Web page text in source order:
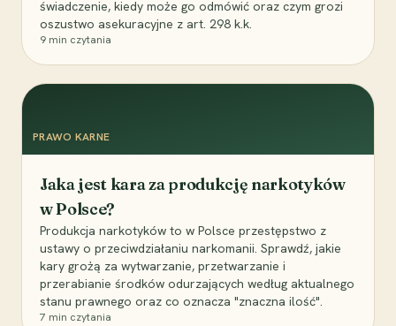
świadczenie, kiedy może go odmówić oraz czym grozi
oszustwo asekuracyjne z art. 298 k.k.
9 min czytania
PRAWO KARNE
Jaka jest kara za produkcję narkotyków
w Polsce?
Produkcja narkotyków to w Polsce przestępstwo z
ustawy o przeciwdziałaniu narkomanii. Sprawdź, jakie
kary grożą za wytwarzanie, przetwarzanie i
przerabianie środków odurzających według aktualnego
stanu prawnego oraz co oznacza "znaczna ilość".
7 min czytania